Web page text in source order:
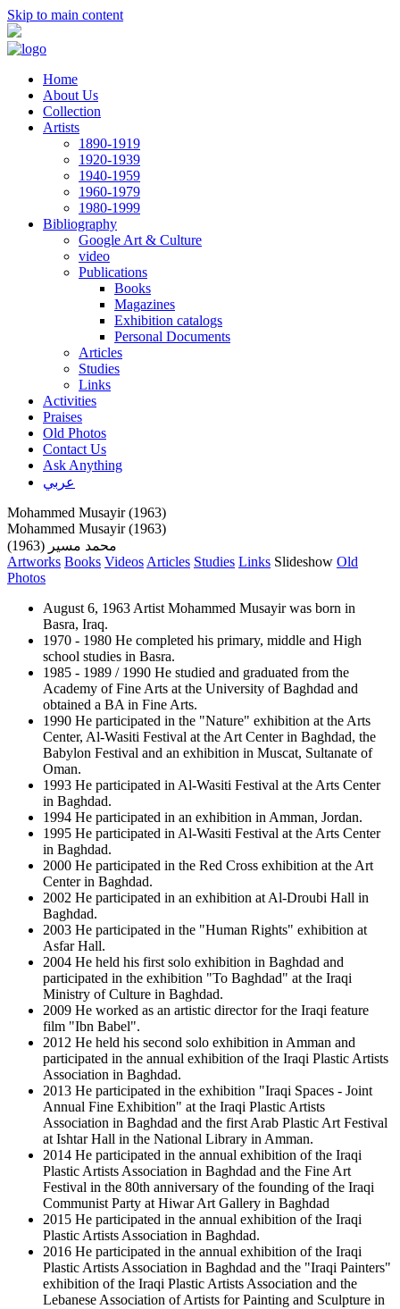
Skip to main content
Home
About Us
Collection
Artists
1890-1919
1920-1939
1940-1959
1960-1979
1980-1999
Bibliography
Google Art & Culture
video
Publications
Books
Magazines
Exhibition catalogs
Personal Documents
Articles
Studies
Links
Activities
Praises
Old Photos
Contact Us
Ask Anything
عربي
Mohammed Musayir (1963)
Mohammed Musayir (1963)
محمد مسير (1963)
Artworks Books Videos Articles Studies Links Slideshow Old
Photos
August 6, 1963 Artist Mohammed Musayir was born in
Basra, Iraq.
1970 - 1980 He completed his primary, middle and High
school studies in Basra.
1985 - 1989 / 1990 He studied and graduated from the
Academy of Fine Arts at the University of Baghdad and
obtained a BA in Fine Arts.
1990 He participated in the "Nature" exhibition at the Arts
Center, Al-Wasiti Festival at the Art Center in Baghdad, the
Babylon Festival and an exhibition in Muscat, Sultanate of
Oman.
1993 He participated in Al-Wasiti Festival at the Arts Center
in Baghdad.
1994 He participated in an exhibition in Amman, Jordan.
1995 He participated in Al-Wasiti Festival at the Arts Center
in Baghdad.
2000 He participated in the Red Cross exhibition at the Art
Center in Baghdad.
2002 He participated in an exhibition at Al-Droubi Hall in
Baghdad.
2003 He participated in the "Human Rights" exhibition at
Asfar Hall.
2004 He held his first solo exhibition in Baghdad and
participated in the exhibition "To Baghdad" at the Iraqi
Ministry of Culture in Baghdad.
2009 He worked as an artistic director for the Iraqi feature
film "Ibn Babel".
2012 He held his second solo exhibition in Amman and
participated in the annual exhibition of the Iraqi Plastic Artists
Association in Baghdad.
2013 He participated in the exhibition "Iraqi Spaces - Joint
Annual Fine Exhibition" at the Iraqi Plastic Artists
Association in Baghdad and the first Arab Plastic Art Festival
at Ishtar Hall in the National Library in Amman.
2014 He participated in the annual exhibition of the Iraqi
Plastic Artists Association in Baghdad and the Fine Art
Festival in the 80th anniversary of the founding of the Iraqi
Communist Party at Hiwar Art Gallery in Baghdad
2015 He participated in the annual exhibition of the Iraqi
Plastic Artists Association in Baghdad.
2016 He participated in the annual exhibition of the Iraqi
Plastic Artists Association in Baghdad and the "Iraqi Painters"
exhibition of the Iraqi Plastic Artists Association and the
Lebanese Association of Artists for Painting and Sculpture in